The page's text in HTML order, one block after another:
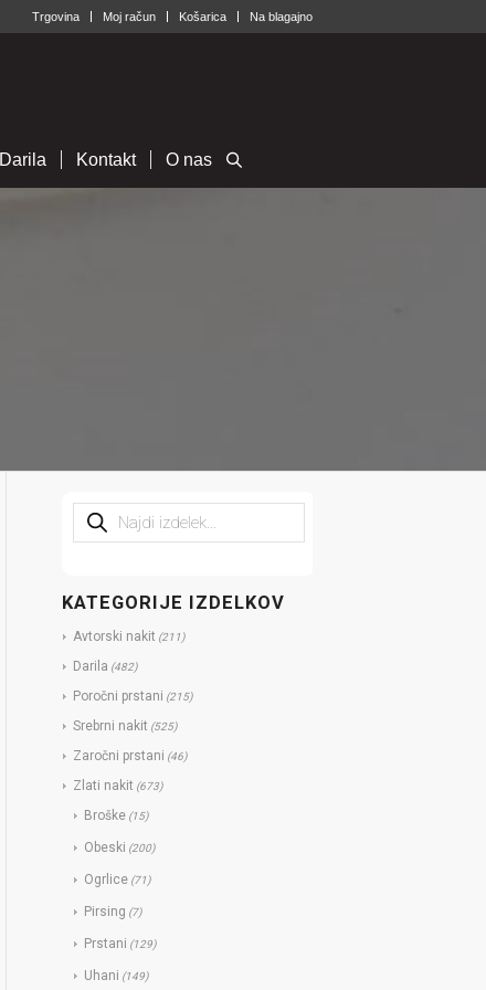
Trgovina Moj račun Košarica Na blagajno
Darila Kontakt O nas
KATEGORIJE IZDELKOV
Avtorski nakit (211)
Darila (482)
Poročni prstani (215)
Srebrni nakit (525)
Zaročni prstani (46)
Zlati nakit (673)
Broške (15)
Obeski (200)
Ogrlice (71)
Pirsing (7)
Prstani (129)
Uhani (149)